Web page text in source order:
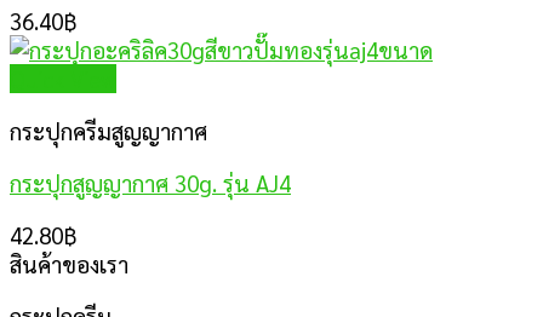
36.40฿
กระปุกครีมสูญญากาศ
กระปุกสูญญากาศ 30g. รุ่น AJ4
42.80฿
สินค้าของเรา